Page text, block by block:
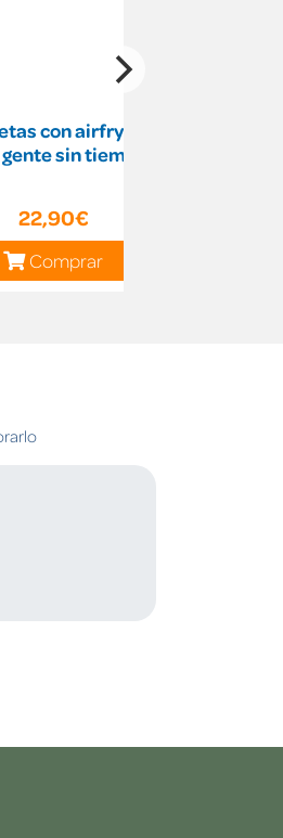
con airfryer
sin tiempo
22,90€
Comprar